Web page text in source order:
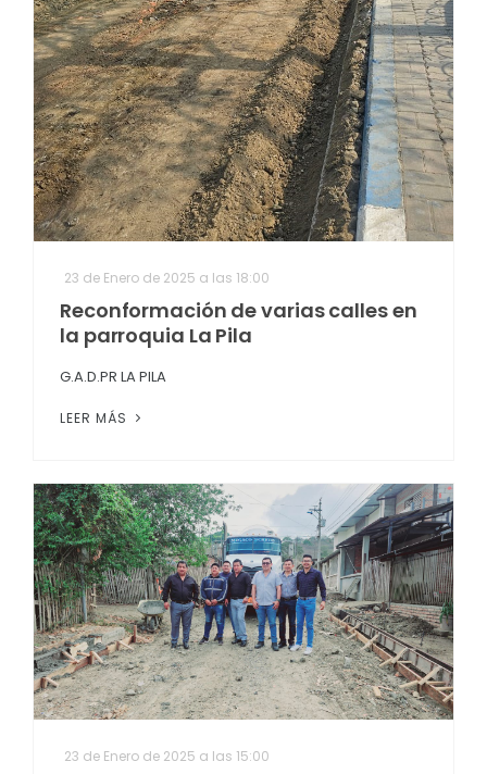
23 de Enero de 2025 a las 18:00
Reconformación de varias calles en
la parroquia La Pila
G.A.D.PR LA PILA
LEER MÁS
23 de Enero de 2025 a las 15:00